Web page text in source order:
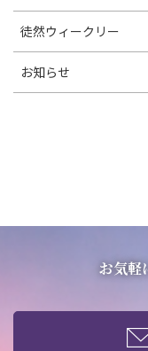
徒然ウィークリー
お知らせ
お気軽